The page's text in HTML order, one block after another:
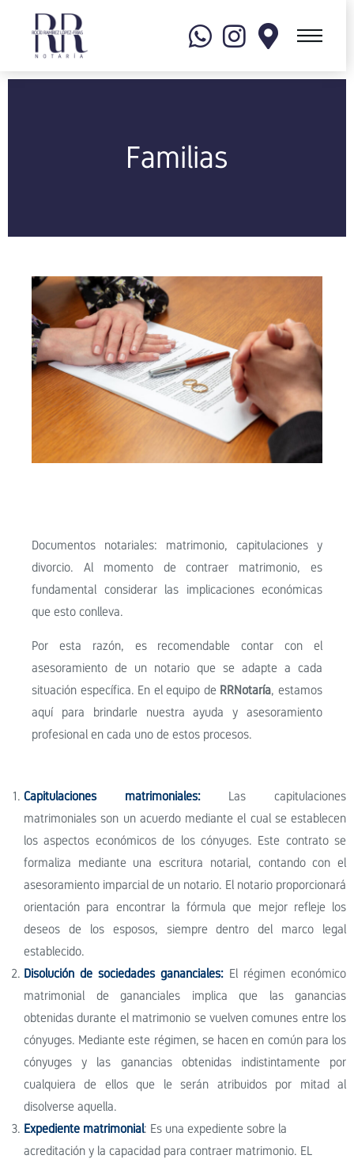
Familias
Documentos notariales: matrimonio, capitulaciones y
divorcio. Al momento de contraer matrimonio, es
fundamental considerar las implicaciones económicas
que esto conlleva.
Por esta razón, es recomendable contar con el
asesoramiento de un notario que se adapte a cada
situación específica. En el equipo de RRNotaría, estamos
aquí para brindarle nuestra ayuda y asesoramiento
profesional en cada uno de estos procesos.
Capitulaciones matrimoniales:Las capitulaciones
matrimoniales son un acuerdo mediante el cual se establecen
los aspectos económicos de los cónyuges. Este contrato se
formaliza mediante una escritura notarial, contando con el
asesoramiento imparcial de un notario. El notario proporcionará
orientación para encontrar la fórmula que mejor refleje los
deseos de los esposos, siempre dentro del marco legal
establecido.
Disolución de sociedades gananciales: El régimen económico
matrimonial de gananciales implica que las ganancias
obtenidas durante el matrimonio se vuelven comunes entre los
cónyuges. Mediante este régimen, se hacen en común para los
cónyuges y las ganancias obtenidas indistintamente por
cualquiera de ellos que le serán atribuidos por mitad al
disolverse aquella.
Expediente matrimonial: Es una expediente sobre la
acreditación y la capacidad para contraer matrimonio. EL